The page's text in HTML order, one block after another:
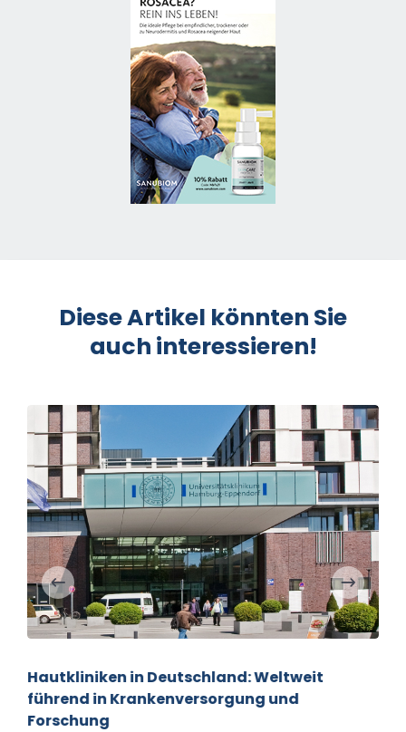
Diese Artikel könnten Sie
auch interessieren!
Hautkliniken in Deutschland: Weltweit
führend in Krankenversorgung und
Forschung